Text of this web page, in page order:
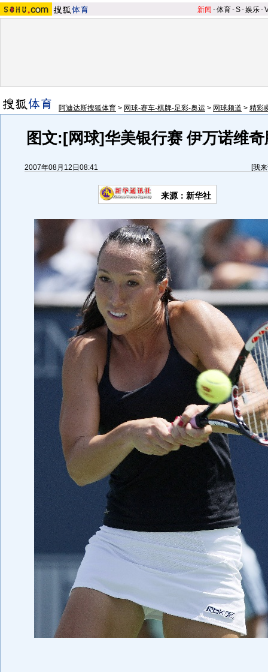
新闻 -体育-S-娱乐-
阿迪达斯搜狐体育 > 网球-赛车-棋牌-足彩-奥运 > 网球频道 > 精彩
图文:[网球]华美银行赛 伊万诺维
2007年08月12日08:41 [我
来源：新华社